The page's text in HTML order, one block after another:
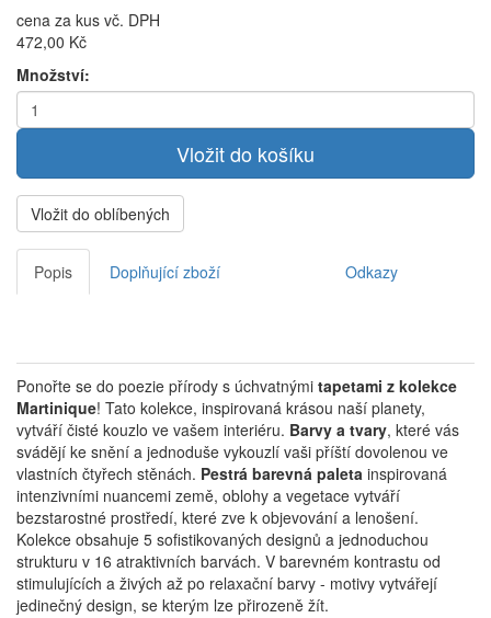
cena za kus vč. DPH
472,00 Kč
Množství:
Vložit do oblíbených
Popis Doplňující zboží Odkazy
Ponořte se do poezie přírody s úchvatnými tapetami z kolekce
Martinique! Tato kolekce, inspirovaná krásou naší planety,
vytváří čisté kouzlo ve vašem interiéru. Barvy a tvary, které vás
svádějí ke snění a jednoduše vykouzlí vaši příští dovolenou ve
vlastních čtyřech stěnách. Pestrá barevná paleta inspirovaná
intenzivními nuancemi země, oblohy a vegetace vytváří
bezstarostné prostředí, které zve k objevování a lenošení.
Kolekce obsahuje 5 sofistikovaných designů a jednoduchou
strukturu v 16 atraktivních barvách. V barevném kontrastu od
stimulujících a živých až po relaxační barvy - motivy vytvářejí
jedinečný design, se kterým lze přirozeně žít.